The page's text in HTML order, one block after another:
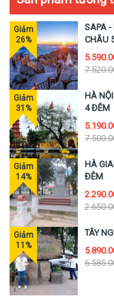
Moana, hồ vô
cô đơn, khu cà
18h00:Ăn tối.
Nhà thờ Đá Sapa
các tối thứ 7
những món ăn
Lùng nổi tiếng để
đêm tại Sapa.
SAPA -
CHÂU
HÀ
4 ĐÊM
HÀ
ĐÊM
TÂY